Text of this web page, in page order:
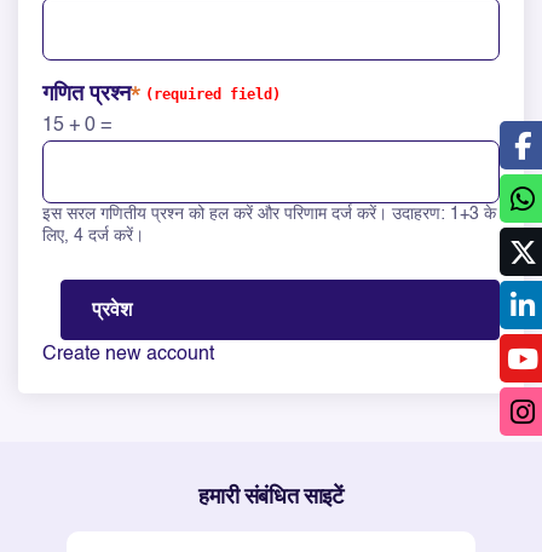
गणित प्रश्न
15 + 0 =
Solve this math question: 15 + 0 =
इस सरल गणितीय प्रश्न को हल करें और परिणाम दर्ज करें। उदाहरण: 1+3 के
लिए, 4 दर्ज करें।
Create new account
हमारी संबंधित साइटें